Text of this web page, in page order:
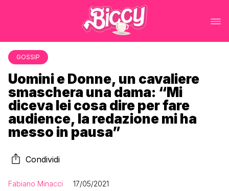
GOSSIP
Uomini e Donne, un cavaliere
smaschera una dama: “Mi
diceva lei cosa dire per fare
audience, la redazione mi ha
messo in pausa”
Condividi
Fabiano Minacci 17/05/2021